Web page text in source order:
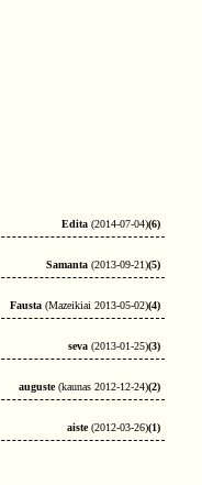
Edita (2014-07-04)(6)
Samanta (2013-09-21)(5)
Fausta (Mazeikiai 2013-05-02)(4)
seva (2013-01-25)(3)
auguste(kaunas 2012-12-24)(2)
aiste(2012-03-26)(1)